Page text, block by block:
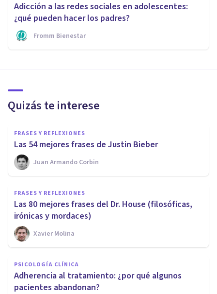
Adicción a las redes sociales en adolescentes:
¿qué pueden hacer los padres?
Fromm Bienestar
Quizás te interese
FRASES Y REFLEXIONES
Las 54 mejores frases de Justin Bieber
Juan Armando Corbin
FRASES Y REFLEXIONES
Las 80 mejores frases del Dr. House (filosóficas,
irónicas y mordaces)
Xavier Molina
PSICOLOGÍA CLÍNICA
Adherencia al tratamiento: ¿por qué algunos
pacientes abandonan?